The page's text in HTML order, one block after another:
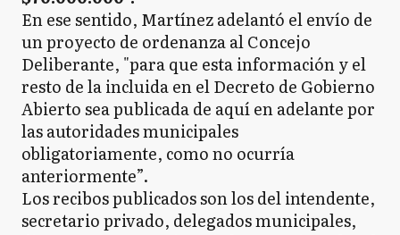
En ese sentido, Martínez adelantó el envío de
un proyecto de ordenanza al Concejo
Deliberante, "para que esta información y el
resto de la incluida en el Decreto de Gobierno
Abierto sea publicada de aquí en adelante por
las autoridades municipales
obligatoriamente, como no ocurría
anteriormente”.
Los recibos publicados son los del intendente,
secretario privado, delegados municipales,